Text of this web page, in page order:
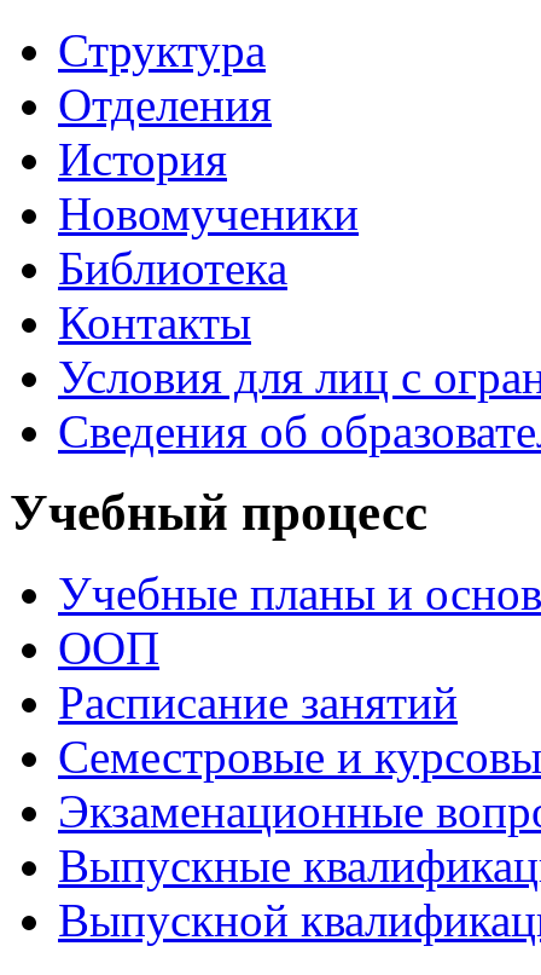
Структура
Отделения
История
Новомученики
Библиотека
Контакты
Условия для лиц с
Сведения об
Учебный процесс
Учебные планы и
ООП
Расписание занятий
Семестровые и
Экзаменационные
Выпускные
Выпускной